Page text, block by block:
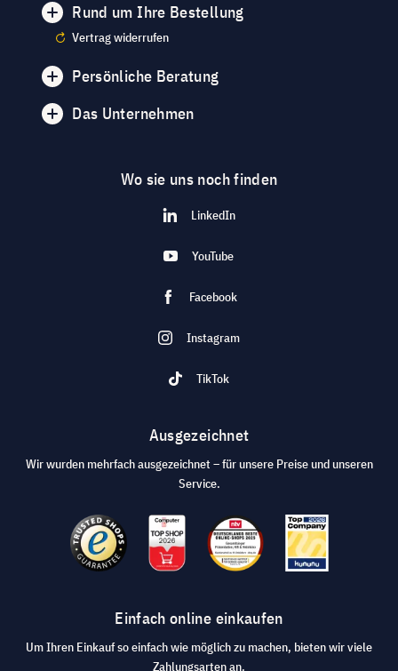
Rund um Ihre Bestellung
Vertrag widerrufen
Persönliche Beratung
Das Unternehmen
Wo sie uns noch finden
LinkedIn
YouTube
Facebook
Instagram
TikTok
Ausgezeichnet
Wir wurden mehrfach ausgezeichnet – für unsere Preise und unseren
Service.
Einfach online einkaufen
Um Ihren Einkauf so einfach wie möglich zu machen, bieten wir viele
Zahlungsarten an.